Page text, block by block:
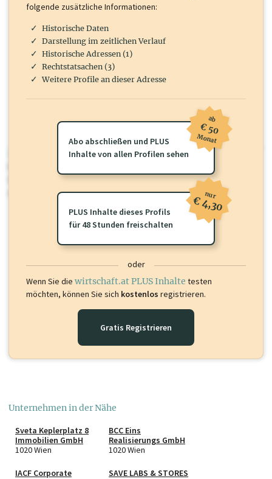
wirtschaft.at PLUS
Sie momentan nicht einsehen können. Schalten Sie dieses Profil frei
oder loggen Sie sich ein um diese Inhalte zu sehen.
folgende zusätzliche Informationen:
Historische Daten
Darstellung im zeitlichen Verlauf
Historische Adressen (1)
Rechtstatsachen (3)
Weitere Profile an dieser Adresse
Abo abschließen und PLUS
Inhalte von allen Profilen sehen
ab
€ 50
Monat
PLUS Inhalte dieses Profils
für 48 Stunden freischalten
nur
€ 4,30
oder
Wenn Sie die wirtschaft.at PLUS Inhalte testen
möchten, können Sie sich kostenlos registrieren.
Gratis Registrieren
Unternehmen in der Nähe
Sveta Keplerplatz 8
Immobilien GmbH
1020 Wien
BCC Eins
Realisierungs GmbH
1020 Wien
IACF Corporate
SAVE LABS & STORES